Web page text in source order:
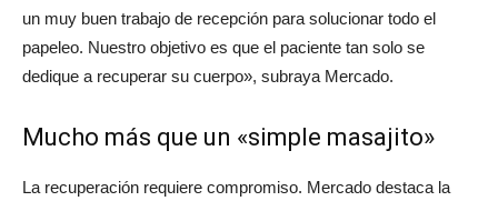
un muy buen trabajo de recepción para solucionar todo el
papeleo. Nuestro objetivo es que el paciente tan solo se
dedique a recuperar su cuerpo», subraya Mercado.
Mucho más que un «simple masajito»
La recuperación requiere compromiso. Mercado destaca la